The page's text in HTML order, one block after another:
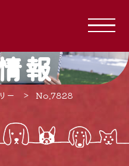
報
ー No.7828